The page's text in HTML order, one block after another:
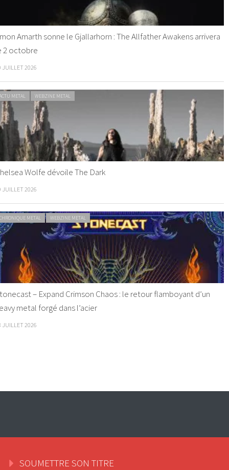
Amarth sonne le Gjallarhorn : The Allfather Awakens arrivera
2 octobre
JUILLET 2026
METAL WEBZINE METAL
Wolfe dévoile The Dark
JUILLET 2026
METAL WEBZINE METAL
– Expand Crimson Chaos : le retour flamboyant d’un
metal forgé dans l’acier
JUILLET 2026
SOUMETTRE SON TITRE